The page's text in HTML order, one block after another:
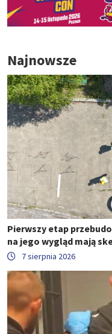
Najnowsze
Pierwszy etap
na jego wygląd mają
7 sierpnia 2026